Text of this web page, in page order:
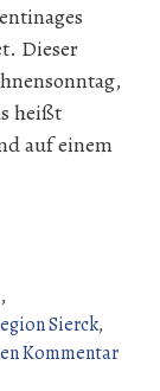
Dieser
heißt
auf einem
,
Sierck,
Kommentarzu